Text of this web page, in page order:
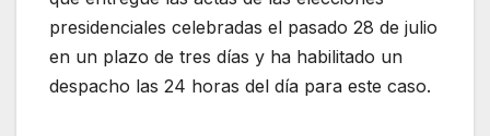
presidenciales celebradas el pasado 28 de julio
en un plazo de tres días y ha habilitado un
despacho las 24 horas del día para este caso.